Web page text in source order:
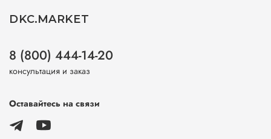
DKC.MARKET
8 (800) 444-14-20
консультация и заказ
Оставайтесь на связи